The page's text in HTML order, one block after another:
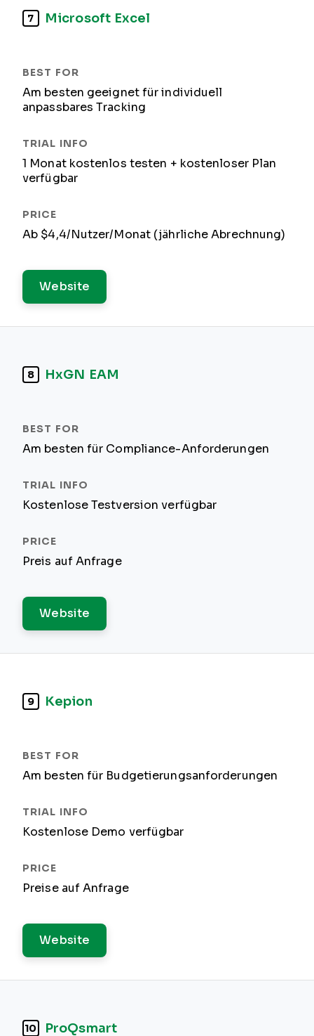
7 Microsoft Excel
Am besten geeignet für individuell
anpassbares Tracking
1 Monat kostenlos testen + kostenloser Plan
verfügbar
Ab $4,4/Nutzer/Monat (jährliche Abrechnung)
Website
8 HxGN EAM
Am besten für Compliance-Anforderungen
Kostenlose Testversion verfügbar
Preis auf Anfrage
Website
9 Kepion
Am besten für Budgetierungsanforderungen
Kostenlose Demo verfügbar
Preise auf Anfrage
Website
10 ProQsmart